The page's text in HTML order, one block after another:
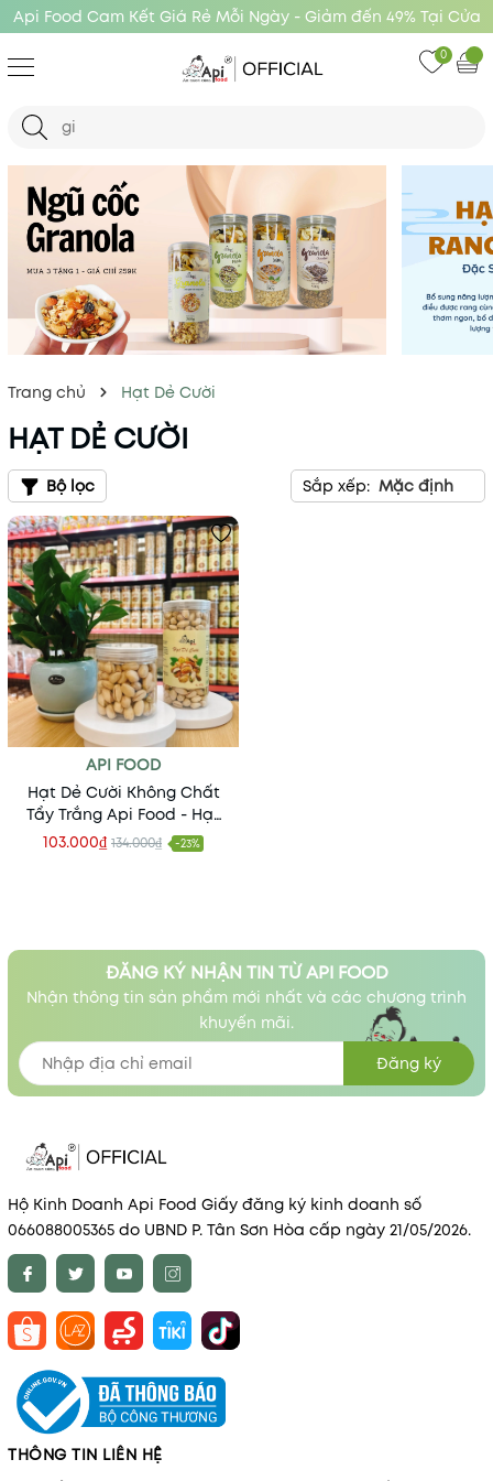
Api Food Cam Kết Giá Rẻ Mỗi Ngày - Giảm đến 49% Tại Cửa
Hàng Api Food
0
Trang chủ Hạt Dẻ Cười
HẠT DẺ CƯỜI
Bộ lọc Sắp xếp: Mặc định
API FOOD
Hạt Dẻ Cười Không Chất
Tẩy Trắng Api Food - Hạt
Dinh Dưỡng Organic
103.000₫ 134.000₫ -23%
ĐĂNG KÝ NHẬN TIN TỪ API FOOD
Nhận thông tin sản phẩm mới nhất và các chương trình
khuyến mãi.
Đăng ký
Hộ Kinh Doanh Api Food Giấy đăng ký kinh doanh số
066088005365 do UBND P. Tân Sơn Hòa cấp ngày 21/05/2026.
THÔNG TIN LIÊN HỆ